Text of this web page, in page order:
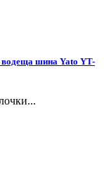
водеща шина Yato YT-